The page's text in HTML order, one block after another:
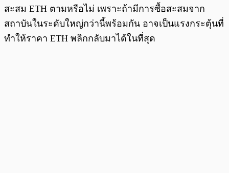
สะสม ETH ตามหรือไม่ เพราะถ้ามีการซื้อสะสมจาก
สถาบันในระดับใหญ่กว่านี้พร้อมกัน อาจเป็นแรงกระตุ้นที่
ทำให้ราคา ETH พลิกกลับมาได้ในที่สุด